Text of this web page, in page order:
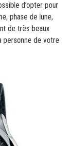
d’opter pour
phase de lune,
de très beaux
personne de votre